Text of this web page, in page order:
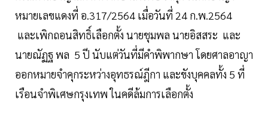
หมายเลขแดงที่ อ.317/2564 เมื่อวันที่ 24 ก.พ.2564
และเพิกถอนสิทธิ์เลือกตั้ง นายชุมพล นายอิสสระ และ
นายณัฏฐ พล 5 ปี นับแต่วันที่มีคำพิพากษา โดยศาลอาญา
ออกหมายจำคุกระหว่างอุทธรณ์ฎีกา และขังบุคคลทั้ง 5 ที่
เรือนจำพิเศษกรุงเทพ ในคดีล้มการเลือกตั้ง